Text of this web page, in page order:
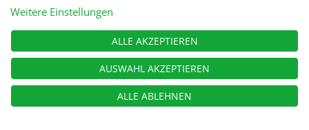
Weitere Einstellungen
ALLE AKZEPTIEREN
AUSWAHL AKZEPTIEREN
ALLE ABLEHNEN
© Copyright 2026 Tooltraders GmbH. Alle Rechte vorbehalten